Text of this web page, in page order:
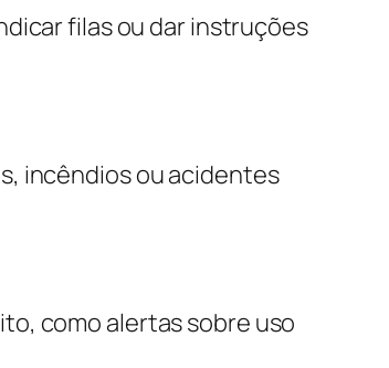
filas ou dar instruções
incêndios ou acidentes
como alertas sobre uso